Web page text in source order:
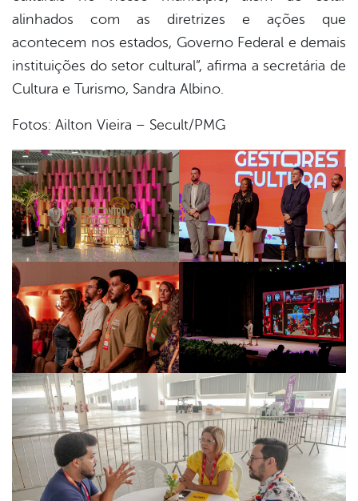
alinhados com as diretrizes e ações que
acontecem nos estados, Governo Federal e demais
instituições do setor cultural”, afirma a secretária de
Cultura e Turismo, Sandra Albino.
Fotos: Ailton Vieira – Secult/PMG